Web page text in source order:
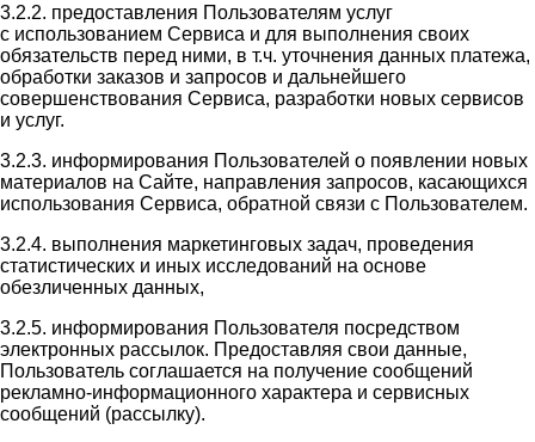
3.2.2. предоставления Пользователям услуг
с использованием Сервиса и для выполнения своих
обязательств перед ними, в т.ч. уточнения данных платежа,
обработки заказов и запросов и дальнейшего
совершенствования Сервиса, разработки новых сервисов
и услуг.
3.2.3. информирования Пользователей о появлении новых
материалов на Сайте, направления запросов, касающихся
использования Сервиса, обратной связи с Пользователем.
3.2.4. выполнения маркетинговых задач, проведения
статистических и иных исследований на основе
обезличенных данных,
3.2.5. информирования Пользователя посредством
электронных рассылок. Предоставляя свои данные,
Пользователь соглашается на получение сообщений
рекламно-информационного характера и сервисных
сообщений (рассылку).